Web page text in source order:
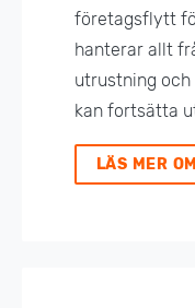
företagsflytt
hanterar allt
utrustning
kan fortsätta
LÄS MER